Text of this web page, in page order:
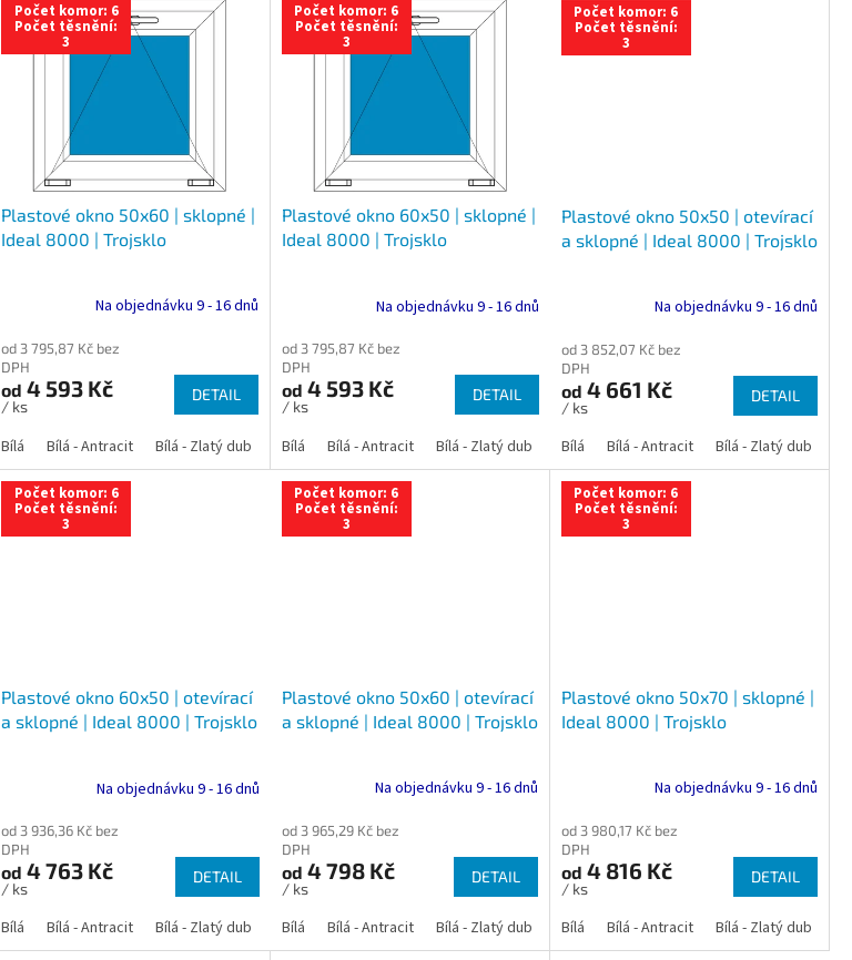
Bílá - Tmavý dub Bílá - Ořech Bílá - Mahagon Antracit Zlatý dub Tmavý dub Ořech Mahagon
Počet komor: 6
Počet těsnění:
3
Plastové okno 50x60 | sklopné |
Ideal 8000 | Trojsklo
Na objednávku 9 - 16 dnů
od 3 795,87 Kč bez
DPH
od 4 593 Kč
/ ks
DETAIL
Bílá Bílá - Antracit Bílá - Zlatý dub Bílá - Tmavý dub Bílá - Ořech Bílá - Mahagon Antracit Zlatý dub Tmavý dub
Počet komor: 6
Počet těsnění:
3
Plastové okno 60x50 | sklopné |
Ideal 8000 | Trojsklo
Na objednávku 9 - 16 dnů
od 3 795,87 Kč bez
DPH
od 4 593 Kč
/ ks
DETAIL
Bílá Bílá - Antracit Bílá - Zlatý dub Bílá - Tmavý dub Bílá - Ořech Bílá -
Počet komor: 6
Počet těsnění:
3
Plastové okno 50x50 | otevírací
a sklopné | Ideal 8000 | Trojsklo
Na objednávku 9 - 16 dnů
od 3 852,07 Kč bez
DPH
od 4 661 Kč
/ ks
DETAIL
Bílá Bílá - Antracit Bílá - Zlatý dub
Bílá - Tmavý dub Bílá - Ořech Bílá - Mahagon Antracit Zlatý dub Tmavý dub Ořech Mahagon
Počet komor: 6
Počet těsnění:
3
Plastové okno 60x50 | otevírací
a sklopné | Ideal 8000 | Trojsklo
Na objednávku 9 - 16 dnů
od 3 936,36 Kč bez
DPH
od 4 763 Kč
/ ks
DETAIL
Bílá Bílá - Antracit Bílá - Zlatý dub Bílá - Tmavý dub Bílá - Ořech Bílá - Mahagon Antracit Zlatý dub Tmavý dub
Počet komor: 6
Počet těsnění:
3
Plastové okno 50x60 | otevírací
a sklopné | Ideal 8000 | Trojsklo
Na objednávku 9 - 16 dnů
od 3 965,29 Kč bez
DPH
od 4 798 Kč
/ ks
DETAIL
Bílá Bílá - Antracit Bílá - Zlatý dub Bílá - Tmavý dub Bílá - Ořech Bílá -
Počet komor: 6
Počet těsnění:
3
Plastové okno 50x70 | sklopné |
Ideal 8000 | Trojsklo
Na objednávku 9 - 16 dnů
od 3 980,17 Kč bez
DPH
od 4 816 Kč
/ ks
DETAIL
Bílá Bílá - Antracit Bílá - Zlatý dub